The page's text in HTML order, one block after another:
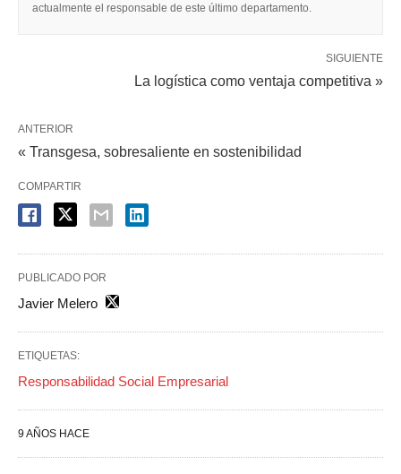
actualmente el responsable de este último departamento.
SIGUIENTE
La logística como ventaja competitiva »
ANTERIOR
« Transgesa, sobresaliente en sostenibilidad
COMPARTIR
PUBLICADO POR
Javier Melero
ETIQUETAS:
Responsabilidad Social Empresarial
9 AÑOS HACE